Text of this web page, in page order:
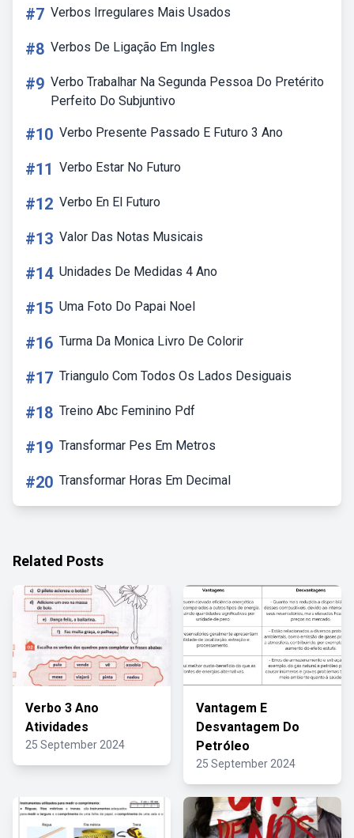
#7 Verbos Irregulares Mais Usados
#8 Verbos De Ligação Em Ingles
#9 Verbo Trabalhar Na Segunda Pessoa Do Pretérito
Perfeito Do Subjuntivo
#10 Verbo Presente Passado E Futuro 3 Ano
#11 Verbo Estar No Futuro
#12 Verbo En El Futuro
#13 Valor Das Notas Musicais
#14 Unidades De Medidas 4 Ano
#15 Uma Foto Do Papai Noel
#16 Turma Da Monica Livro De Colorir
#17 Triangulo Com Todos Os Lados Desiguais
#18 Treino Abc Feminino Pdf
#19 Transformar Pes Em Metros
#20 Transformar Horas Em Decimal
Related Posts
Verbo 3 Ano
Atividades
25 September 2024
Vantagem E
Desvantagem Do
Petróleo
25 September 2024